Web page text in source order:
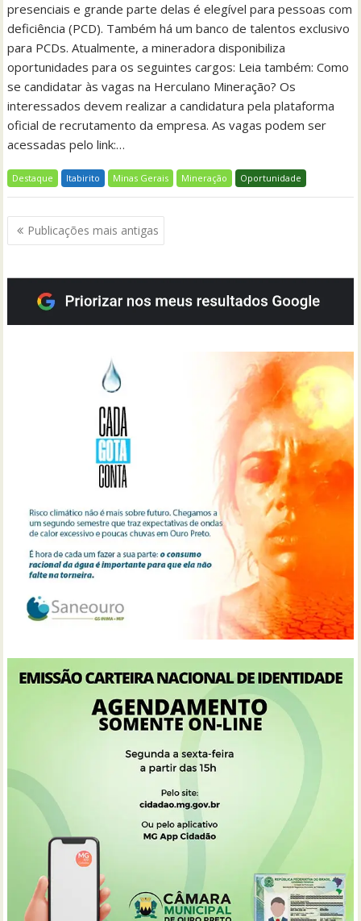
presenciais e grande parte delas é elegível para pessoas com
deficiência (PCD). Também há um banco de talentos exclusivo
para PCDs. Atualmente, a mineradora disponibiliza
oportunidades para os seguintes cargos: Leia também: Como
se candidatar às vagas na Herculano Mineração? Os
interessados devem realizar a candidatura pela plataforma
oficial de recrutamento da empresa. As vagas podem ser
acessadas pelo link:…
Destaque Itabirito Minas Gerais Mineração Oportunidade
Navegação
por
Publicações mais antigas